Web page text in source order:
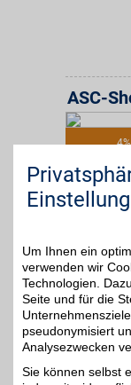
4%
ASC-
Um Ihnen ein
verwenden wir
Technologien.
Seite und für die
pseudonymisiert
Analysezwecken
Sie können selbst